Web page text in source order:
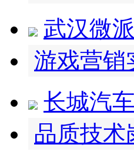
武汉微
游戏营销
长城汽
品质技术